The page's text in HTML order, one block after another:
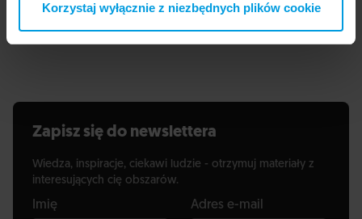
Korzystaj wyłącznie z niezbędnych plików cookie
Girldev oraz Mistrzostwa w Programowaniu
Gier Komputerowych „Cyberiada”.
Zapisz się do newslettera
Wiedza, inspiracje, ciekawi ludzie - otrzymuj materiały z
interesujących cię obszarów.
Imię Adres e-mail